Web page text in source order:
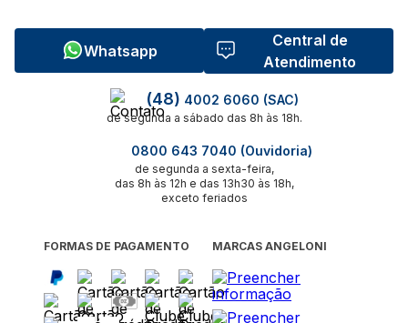
Whatsapp
Central de
Atendimento
(48) 4002 6060 (SAC)
de segunda a sábado das 8h às 18h.
0800 643 7040 (Ouvidoria)
de segunda a sexta-feira,
das 8h às 12h e das 13h30 às 18h,
exceto feriados
FORMAS DE PAGAMENTO MARCAS ANGELONI